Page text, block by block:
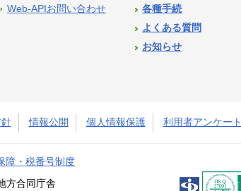
Web-APIお問い合わせ
各種手続
よくある質問
お知らせ
情報公開 個人情報保護 利用者アンケート
障・税番号制度
方合同庁舎